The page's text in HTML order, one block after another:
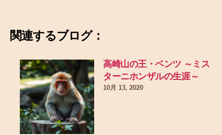
関連するブログ：
高崎山の王・ベンツ ～ミス
ターニホンザルの生涯～
10月 13, 2020